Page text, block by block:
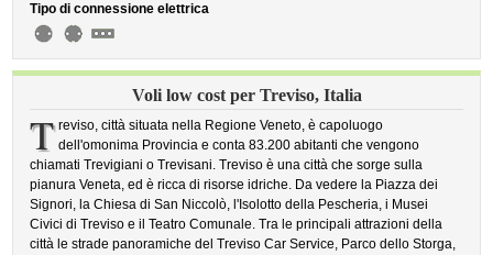
Tipo di connessione elettrica
Voli low cost per Treviso, Italia
T reviso, città situata nella Regione Veneto, è capoluogo
dell'omonima Provincia e conta 83.200 abitanti che vengono
chiamati Trevigiani o Trevisani. Treviso è una città che sorge sulla
pianura Veneta, ed è ricca di risorse idriche. Da vedere la Piazza dei
Signori, la Chiesa di San Niccolò, l'Isolotto della Pescheria, i Musei
Civici di Treviso e il Teatro Comunale. Tra le principali attrazioni della
città le strade panoramiche del Treviso Car Service, Parco dello Storga,